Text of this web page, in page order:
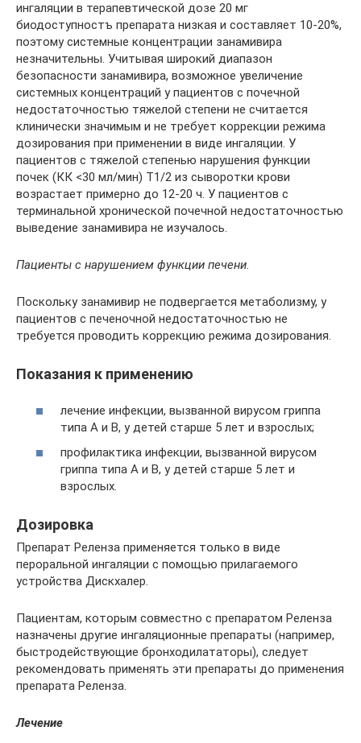
ингаляции в терапевтической дозе 20 мг
биодоступностъ препарата низкая и составляет 10-20%,
поэтому системные концентрации занамивира
незначительны. Учитывая широкий диапазон
безопасности занамивира, возможное увеличение
системных концентраций у пациентов с почечной
недостаточностью тяжелой степени не считается
клинически значимым и не требует коррекции режима
дозирования при применении в виде ингаляции. У
пациентов с тяжелой степенью нарушения функции
почек (КК <30 мл/мин) Т1/2 из сыворотки крови
возрастает примерно до 12-20 ч. У пациентов с
терминальной хронической почечной недостаточностью
выведение занамивира не изучалось.
Пациенты с нарушением функции печени.
Поскольку занамивир не подвергается метаболизму, у
пациентов с печеночной недостаточностью не
требуется проводить коррекцию режима дозирования.
Показания к применению
лечение инфекции, вызванной вирусом гриппа
типа А и В, у детей старше 5 лет и взрослых;
профилактика инфекции, вызванной вирусом
гриппа типа А и В, у детей старше 5 лет и
взрослых.
Дозировка
Препарат Реленза применяется только в виде
пероральной ингаляции с помощью прилагаемого
устройства Дискхалер.
Пациентам, которым совместно с препаратом Реленза
назначены другие ингаляционные препараты (например,
быстродействующие бронходилататоры), следует
рекомендовать применять эти препараты до применения
препарата Реленза.
Лечение